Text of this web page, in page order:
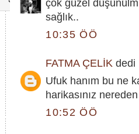
çok güzel
sağlık..
10:35 ÖÖ
FATMA ÇELİK dedi
Ufuk hanım bu ne
harikasınız
10:52 ÖÖ